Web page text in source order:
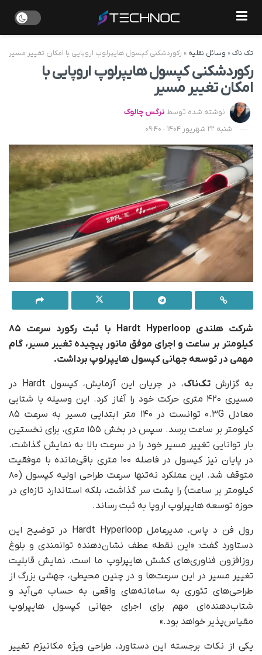
تک ناک» وسائل نقلیه » رکوردشکنی کپسول هایپرلوپ اروپایی با امکان تغییر مسیر
رکوردشکنی کپسول هایپرلوپ اروپایی با
امکان تغییر مسیر
نوشته شده توسط نرگس چالوک
شنبه 22 شهریور 1404 - 09:40
شرکت هلندی Hardt Hyperloop با ثبت رکورد سرعت ۸۵
کیلومتر بر ساعت و اجرای موفق مانور پیچیده تغییر مسیر، گام
مهمی در توسعه جهانی کپسول هایپرلوپ برداشت.
به گزارشتک‌ناک
، در جریان این آزمایش، کپسول Hardt در
مسیری ۴۲۰ متری حرکت خود را آغاز کرد. این وسیله با شتابی
معادل ۰.۳G توانست در ۱۴۰ متر ابتدایی مسیر به سرعت ۸۵
کیلومتر بر ساعت برسد. سپس در بخش ۱۵۵ متری، برای نخستین
بار توانایی تغییر مسیر خود را در سرعت بالا به نمایش گذاشت.
در پایان نیز کپسول در فاصله ۱۰۰ متری باقی‌مانده با موفقیت
متوقف شد. این عملکرد نه‌تنها سرعت طراحی اولیه کپسول (۸۰
کیلومتر بر ساعت) را پشت سر گذاشت، بلکه استاندارد تازه‌ای در
حوزه توسعه هایپرلوپ اروپا به ثبت رساند.
رول فن د پاس، مدیرعامل Hardt Hyperloop در توضیح این
دستاورد گفت: «این نقطه عطف نشان‌دهنده توانمندی و بلوغ
روزافزون فناوری‌های کشش هایپرلوپ ما است. نمایش قابلیت
تغییر مسیر در این سرعت‌ها و در چنین محیطی، جهشی بزرگ از
طراحی‌های تئوری به سامانه‌های واقعی به‌ حساب می‌آید و
شتاب‌دهنده‌ای مهم برای اجرای جهانی کپسول هایپرلوپ
مقیاس‌پذیر خواهد بود.»
یکی از نکات برجسته این دستاورد، طراحی ویژه مکانیزم تغییر